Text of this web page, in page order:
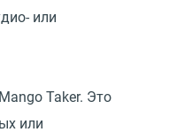
или
Taker. Это
или